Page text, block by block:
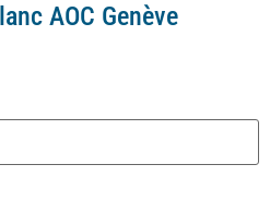
AOC Genève